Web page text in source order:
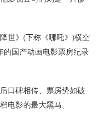
世》(下称《哪吒》)横空
的国产动画电影票房纪录
口碑相传、票房势如破
电影的最大黑马。